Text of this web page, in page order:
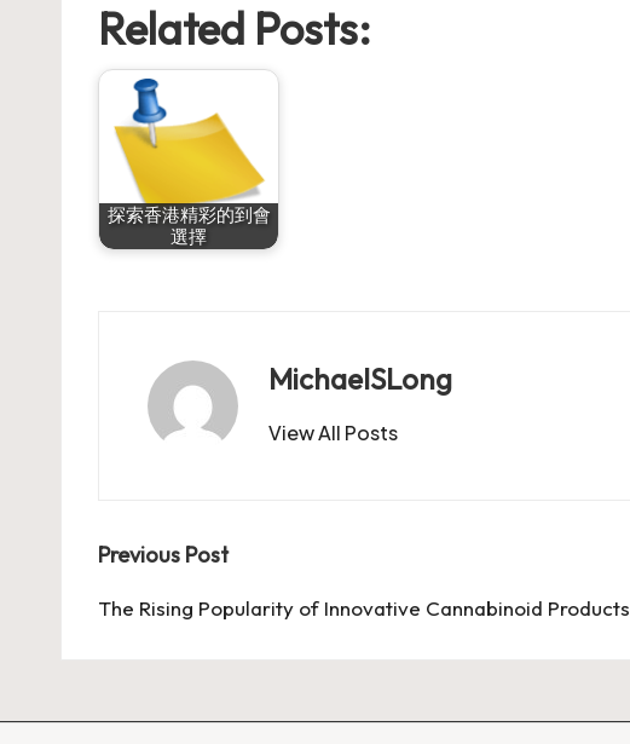
Related Posts:
探索香港精彩的到會
選擇
MichaelSLong
View All Posts
Post
navigation
Previous Post
The Rising Popularity of Innovative Cannabinoid Products